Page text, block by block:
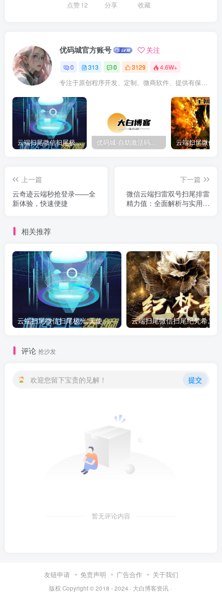
点赞12 分享 收藏
优码城官方账号 关注
0 313 0 3129 4.6W+
专注于原创程序开发、定制、微商软件、提供有保障的维护及售后，做高品质程序网站认准万码库。
云端扫尾微信扫尾极光,天使,格力,新百伦双号正版点数点卡授权充值 优码城-自助激活码商城-自助购卡点击-激活码24小时自助发卡地址
上一篇
云奇迹云端秒抢登录——全
新体验，快速便捷
下一篇
微信云端扫雷双号扫尾排雷
精力值：全面解析与实用技
相关推荐
云端扫尾微信扫尾极光,天使,格力,新百伦双号正版点数点卡授权充值
评论 抢沙发
欢迎您留下宝贵的见解！ 提交
暂无评论内容
友链申请 免责声明 广告合作 关于我们
版权 Copyright © 2018 - 2024 · 大白博客资讯 ·